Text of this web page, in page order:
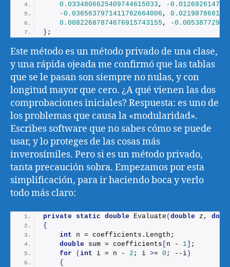
0.0334806625409744615033 ,
-
-0.0365637971411762664006 ,
0.00822687874676915743155 ,
-
} ;
Este método es un método privado de una clase,
y una rápida ojeada me confirmó que las tablas
que se le pasan son siempre no nulas, y con
longitud mayor que cero. ¿A qué vienen las dos
comprobaciones iniciales? Respuesta: es uno de
los problemas que causa la «modularidad».
Escribes software que no sabes cómo se puede
usar, y lo proteges de las cosas más
inverosímiles. Pero si es un método privado,
tanta precaución sobra. Empezamos por esta
simplificación, para ir haciendo boca y verlo
todo más claro:
private static double Evaluate (double z,
{
int n = coefficients. Length ;
double sum = coefficients [ n - 1] ;
for
(int i = n - 2 ; i >= 0 ; --i)
{